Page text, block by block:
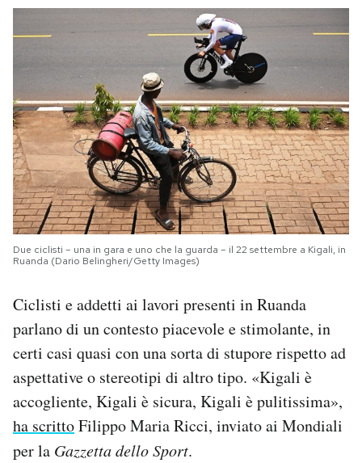
Due ciclisti – una in gara e uno che la guarda – il 22 settembre a Kigali, in
Ruanda (Dario Belingheri/Getty Images)
Ciclisti e addetti ai lavori presenti in Ruanda
parlano di un contesto piacevole e stimolante, in
certi casi quasi con una sorta di stupore rispetto ad
aspettative o stereotipi di altro tipo. «Kigali è
accogliente, Kigali è sicura, Kigali è pulitissima»,
ha scrittoFilippo Maria Ricci, inviato ai Mondiali
per la Gazzetta dello Sport.